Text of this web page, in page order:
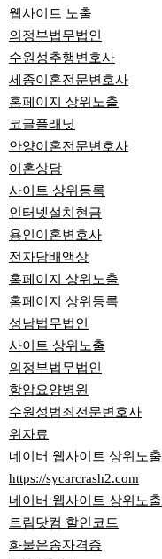
웹사이트 노출
의정부법무법인
수원성추행변호사
세종이혼전문변호사
홈페이지 상위노출
코글플래닛
안양이혼전문변호사
이혼상담
사이트 상위등록
인터넷설치현금
용인이혼변호사
전자담배액상
홈페이지 상위노출
홈페이지 상위등록
성남법무법인
사이트 상위노출
의정부법무법인
항암요양병원
수원성범죄전문변호사
위자료
네이버 웹사이트 상위노출
https://sycarcrash2.com
네이버 웹사이트 상위노출
트립닷컴 할인코드
화물운송자격증